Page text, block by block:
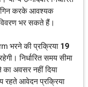
करके आवश्यक
भर सकते हैं।
भरने की प्रक्रिया 19
निर्धारित समय सीमा
अवसर नहीं दिया
रहते आवेदन प्रक्रिया